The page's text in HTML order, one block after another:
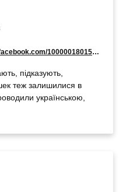
https://www.facebook.com/100000180158509
підказують,
теж залишилися в